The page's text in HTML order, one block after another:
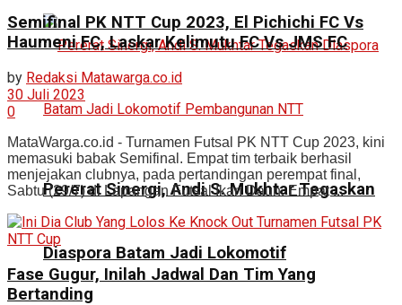
Pererat Sinergi, Andi S. Mukhtar Tegaskan
Diaspora Batam Jadi Lokomotif
Semifinal PK NTT Cup 2023, El Pichichi FC Vs
Haumeni FC, Laskar Kelimutu FC Vs JMS FC
by Redaksi Matawarga.co.id
30 Juli 2023
0
MataWarga.co.id - Turnamen Futsal PK NTT Cup 2023, kini
memasuki babak Semifinal. Empat tim terbaik berhasil
menjejakan clubnya, pada pertandingan perempat final,
Sabtu (29/7) di Lapangan Futsal Ikan Daun. Empat ...
Fase Gugur, Inilah Jadwal Dan Tim Yang
Bertanding